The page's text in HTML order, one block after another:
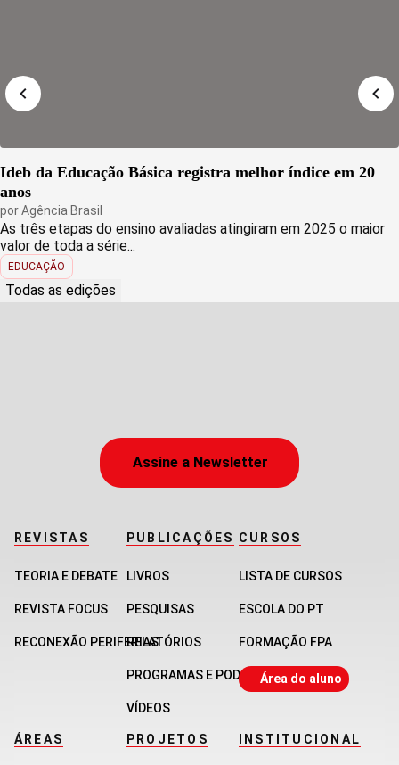
Ideb da Educação Básica registra melhor índice em 20
anos
porAgência Brasil
As três etapas do ensino avaliadas atingiram em 2025 o maior
valor de toda a série...
EDUCAÇÃO
Todas as edições
Assine a Newsletter
REVISTAS
TEORIA E DEBATE
REVISTA FOCUS
RECONEXÃO PERIFERIAS
PUBLICAÇÕES
LIVROS
PESQUISAS
RELATÓRIOS
PROGRAMAS E PODCASTS
VÍDEOS
CURSOS
LISTA DE CURSOS
ESCOLA DO PT
FORMAÇÃO FPA
Área do aluno
ÁREAS PROJETOS INSTITUCIONAL